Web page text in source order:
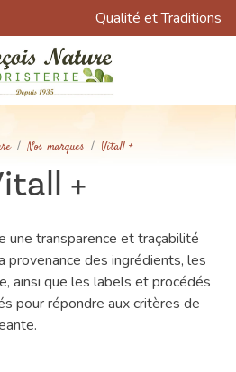
Qualité et Traditions
Nos marques Vitall +
+
une transparence et traçabilité
provenance des ingrédients, les
ainsi que les labels et procédés
pour répondre aux critères de